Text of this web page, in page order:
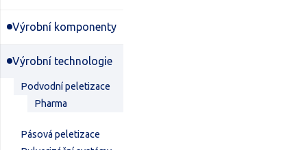
Výrobní komponenty
Výrobní technologie
Podvodní peletizace
Pharma
Pásová peletizace